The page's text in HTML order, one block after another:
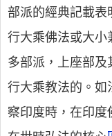
部派的經典記載
行大乘佛法或大小
多部派，上座部
行大乘教法的。如
察印度時，在印度